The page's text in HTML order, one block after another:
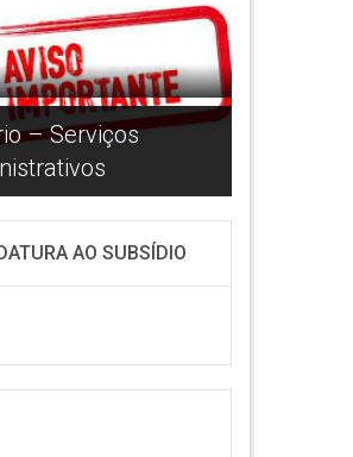
Devolução dos
Escolares/
Equipamentos
AO SUBSÍDIO